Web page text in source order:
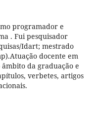
programador e
. Fui pesquisador
Idart; mestrado
docente em
da graduação e
verbetes, artigos